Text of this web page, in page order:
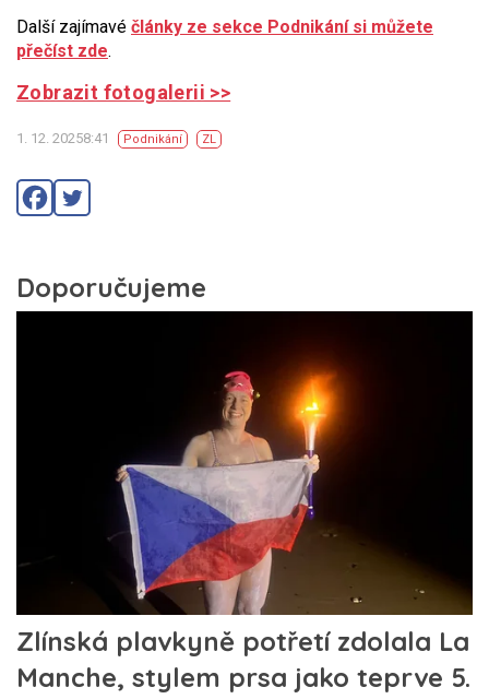
Další zajímavé články ze sekce Podnikání si můžete
přečíst zde.
Zobrazit fotogalerii >>
1. 12. 20258:41 Podnikání ZL